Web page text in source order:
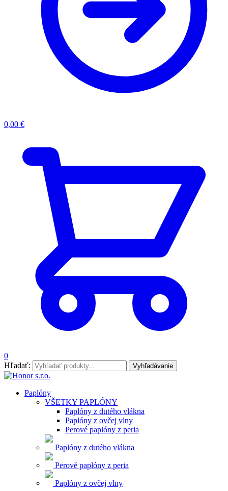
0,00 €
0
Hľadať:
Vyhľadávanie
Paplóny
VŠETKY PAPLÓNY
Paplóny z dutého vlákna
Paplóny z ovčej vlny
Perové paplóny z peria
Paplóny z dutého vlákna
Perové paplóny z peria
Paplóny z ovčej vlny